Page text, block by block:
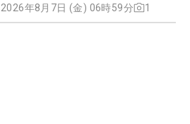
2026年8月7日 (金) 06時59分 1